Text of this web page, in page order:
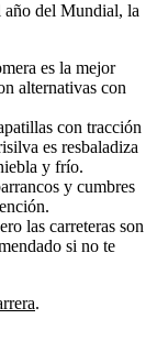
año del Mundial, la
es la mejor
alternativas con
con tracción
es resbaladiza
y frío.
y cumbres
las carreteras son
si no te
.